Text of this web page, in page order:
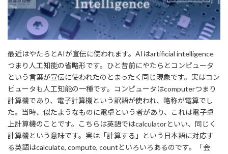
最近はやたらとAIが宣伝に使われます。AIはartificial intelligence
つまり人工知能の省略形です。ひと昔前にやたらとコンピュータ
という言葉が宣伝に使われたのとまったく同じ現象です。実はコン
ピュータも人工知能の一種です。コンピュータはcomputerつまり
計算機であり、電子計算機という訳語が使われ、略称が電算でし
た。当時、似たようなものに電卓という者があり、これは電子卓
上計算機のことです。こちらは英語ではcalculatorといい、同じく
計算機という意味です。実は「計算する」という日本語に対応す
る英語はcalculate, compute, countといろいろあるのです。「会